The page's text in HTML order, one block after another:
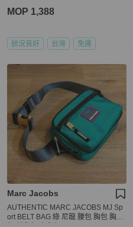
MOP 1,388
狀況良好 台灣 免運
Marc Jacobs
AUTHENTIC MARC JACOBS MJ Sp
ort BELT BAG 綠 尼龍 腰包 胸包 胸口